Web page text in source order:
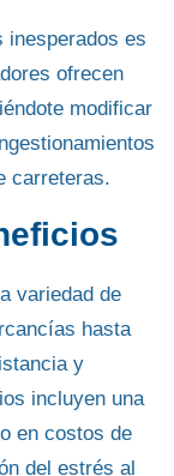
inesperados es
ofrecen
modificar
carreteras.
variedad de
hasta
y
incluyen una
en costos de
del estrés al